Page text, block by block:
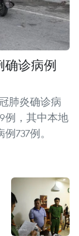
确诊病例
肺炎确诊病
例，其中本地
737例。